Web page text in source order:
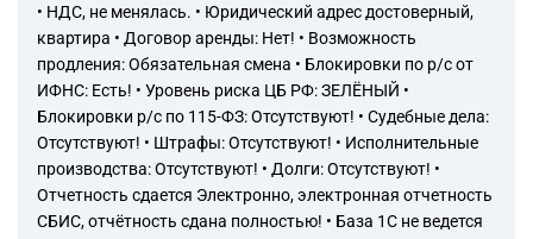
• НДС, не менялась. • Юридический адрес достоверный,
квартира • Договор аренды: Нет! • Возможность
продления: Обязательная смена • Блокировки по р/с от
ИФНС: Есть! • Уровень риска ЦБ РФ: ЗЕЛЁНЫЙ •
Блокировки р/с по 115-ФЗ: Отсутствуют! • Судебные дела:
Отсутствуют! • Штрафы: Отсутствуют! • Исполнительные
производства: Отсутствуют! • Долги: Отсутствуют! •
Отчетность сдается Электронно, электронная отчетность
СБИС, отчётность сдана полностью! • База 1С не ведется